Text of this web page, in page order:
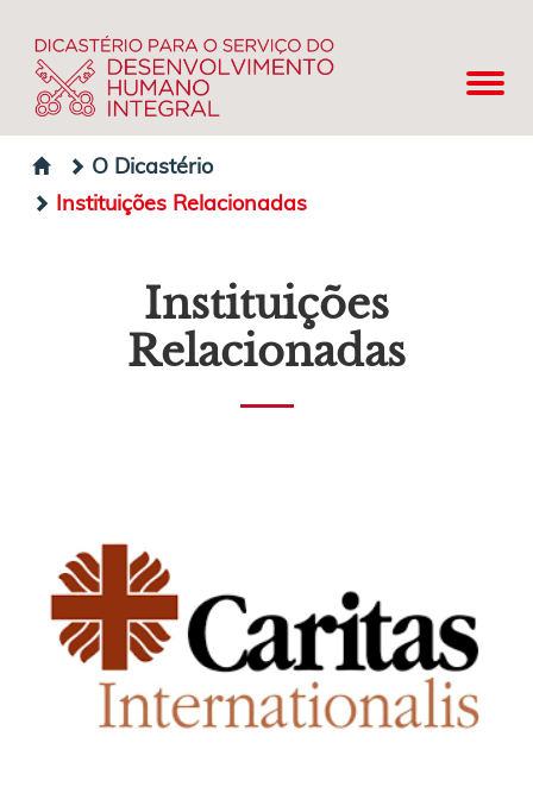
O Dicastério
Instituições Relacionadas
Instituições
Relacionadas